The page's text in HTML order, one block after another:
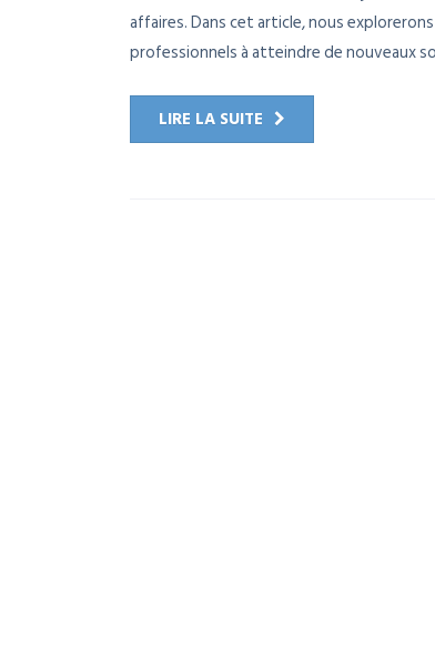
affaires. Dans cet article, nous
professionnels à atteindre de nouveaux
LIRE LA SUITE